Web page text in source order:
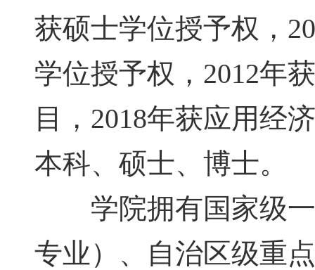
获硕士学位授予权，
学位授予权，2012年
目，2018年获应用经
本科、硕士、博士。
学院拥有国家级一
专业）、自治区级重